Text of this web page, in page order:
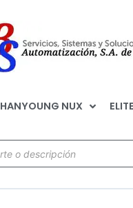
HANYOUNG NUX